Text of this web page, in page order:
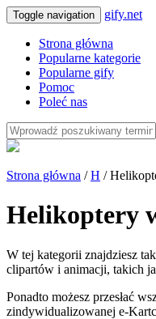
Toggle navigation gify.net
Strona główna
Popularne kategorie
Popularne gify
Pomoc
Poleć nas
Strona główna /H /
Helikoptery
W tej kategorii znajdziesz
clipartów i animacji, takich
Ponadto możesz przesłać
zindywidualizowanej e-